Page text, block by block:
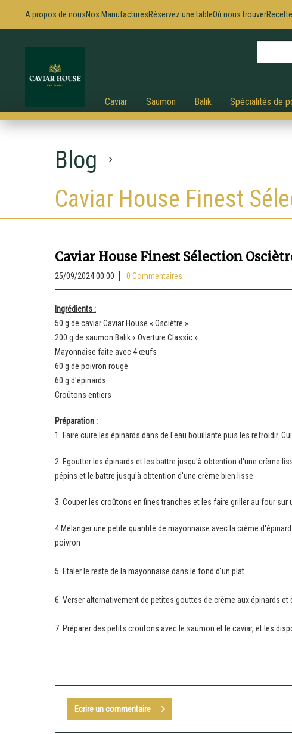
A propos de nousNos ManufacturesRéservez une tableOù nous trouver
Caviar Saumon Balik Spécialités de
Blog
Caviar House Finest
Caviar House Finest Sélection
25/09/2024 00:00 0 Commentaires
Ingrédients :
50 g de caviar Caviar House « Osciètre »
200 g de saumon Balik « Overture Classic »
Mayonnaise faite avec 4 œufs
60 g de poivron rouge
60 g d'épinards
Croûtons entiers
Préparation :
1. Faire cuire les épinards dans de l'eau bouillante puis les refroidir.
2. Egoutter les épinards et les battre jusqu'à obtention d'une crème
pépins et le battre jusqu'à obtention d'une crème bien lisse.
3. Couper les croûtons en fines tranches et les faire griller au four sur
4.Mélanger une petite quantité de mayonnaise avec la crème
poivron
5. Etaler le reste de la mayonnaise dans le fond d’un plat
6. Verser alternativement de petites gouttes de crème aux épinards
7. Préparer des petits croûtons avec le saumon et le caviar, et les
Ecrire un commentaire